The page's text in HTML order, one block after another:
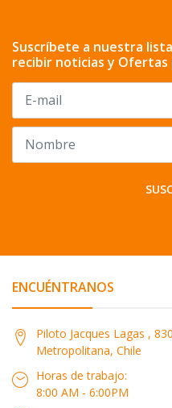
Suscríbete a nuestra
recibir noticias y Ofertas
ENCUÉNTRANOS
Piloto Jacques Lagas ,
Metropolitana, Chile
Horas de trabajo:
8:00 AM - 6:00PM